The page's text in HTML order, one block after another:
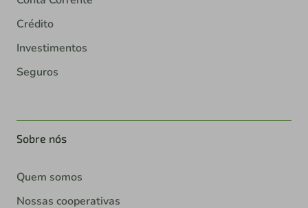
Crédito
Investimentos
Seguros
Sobre nós
Quem somos
Nossas cooperativas